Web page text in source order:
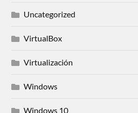
Uncategorized
VirtualBox
Virtualización
Windows
Windows 10